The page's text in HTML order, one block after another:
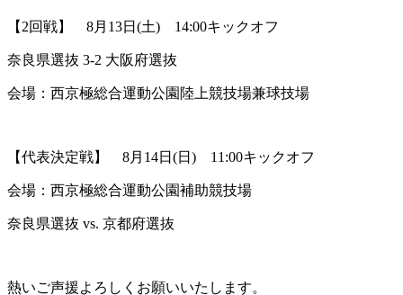
【2回戦】 8月13日(土) 14:00キックオフ
奈良県選抜 3-2 大阪府選抜
会場：西京極総合運動公園陸上競技場兼球技場
【代表決定戦】 8月14日(日) 11:00キックオフ
会場：西京極総合運動公園補助競技場
奈良県選抜 vs. 京都府選抜
熱いご声援よろしくお願いいたします。